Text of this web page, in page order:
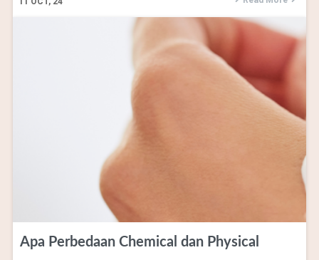
Apa Perbedaan Chemical dan Physical